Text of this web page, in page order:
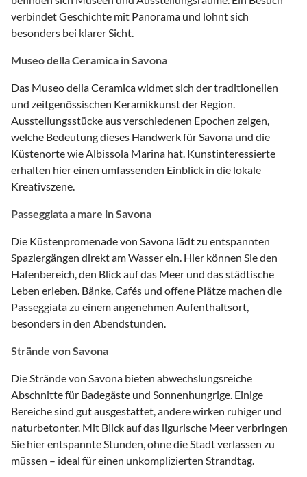
verbindet Geschichte mit Panorama und lohnt sich
besonders bei klarer Sicht.
Museo della Ceramica in Savona
Das Museo della Ceramica widmet sich der traditionellen
und zeitgenössischen Keramikkunst der Region.
Ausstellungsstücke aus verschiedenen Epochen zeigen,
welche Bedeutung dieses Handwerk für Savona und die
Küstenorte wie Albissola Marina hat. Kunstinteressierte
erhalten hier einen umfassenden Einblick in die lokale
Kreativszene.
Passeggiata a mare in Savona
Die Küstenpromenade von Savona lädt zu entspannten
Spaziergängen direkt am Wasser ein. Hier können Sie den
Hafenbereich, den Blick auf das Meer und das städtische
Leben erleben. Bänke, Cafés und offene Plätze machen die
Passeggiata zu einem angenehmen Aufenthaltsort,
besonders in den Abendstunden.
Strände von Savona
Die Strände von Savona bieten abwechslungsreiche
Abschnitte für Badegäste und Sonnenhungrige. Einige
Bereiche sind gut ausgestattet, andere wirken ruhiger und
naturbetonter. Mit Blick auf das ligurische Meer verbringen
Sie hier entspannte Stunden, ohne die Stadt verlassen zu
müssen – ideal für einen unkomplizierten Strandtag.